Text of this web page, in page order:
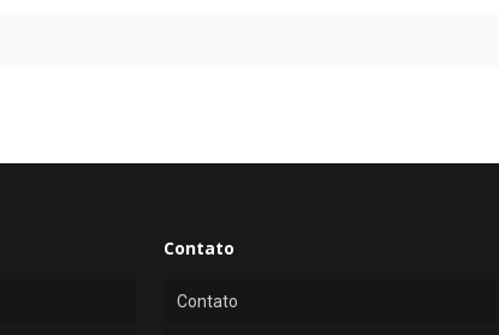
Contato
Contato